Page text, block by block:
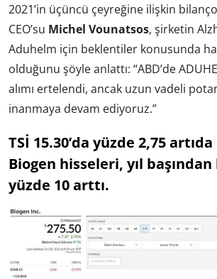
2021’in üçüncü çeyreğine ilişkin
CEO’su Michel Vounatsos, şirketin
Aduhelm için beklentiler konusunda
olduğunu şöyle anlattı: “ABD’de
alımı ertelendi, ancak uzun vadeli
inanmaya devam ediyoruz.”
TSİ 15.30’da yüzde 2,75
Biogen hisseleri, yıl
yüzde 10 arttı.